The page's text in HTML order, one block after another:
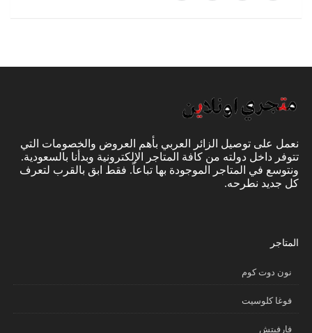
نعمل على توصيل الزائر العربي بأهم العروض والخصومات التي
تتوفر داخل دولته من كافة المتاجر الإلكترونية وبدأنا بالسعودية.
ونتوسع في المتاجر الموجودة بها تباعاً. فقط ابق بالقرب لتعرف
كل جديد نطرحه.
المتاجر
نون دوت كوم
فوغا كلوسيت
فارفيتش